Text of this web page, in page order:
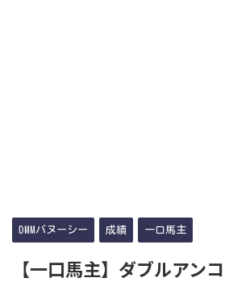
DMMバヌーシー 成績 一口馬主
【一口馬主】ダブルアン